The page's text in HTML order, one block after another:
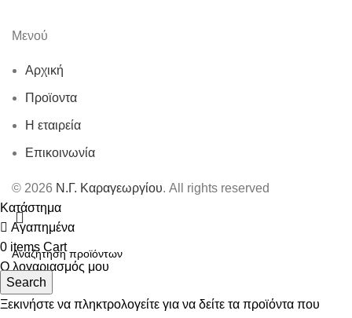
Μενού
Αρχική
Προϊοντα
Η εταιρεία
Επικοινωνία
© 2026 Ν.Γ. Καραγεωργίου. All rights reserved
Search
Ξεκινήστε να πληκτρολογείτε για να δείτε τα προϊόντα που
Κατάστημα
Αγαπημένα
0 items Cart
Ο λογαριασμός μου